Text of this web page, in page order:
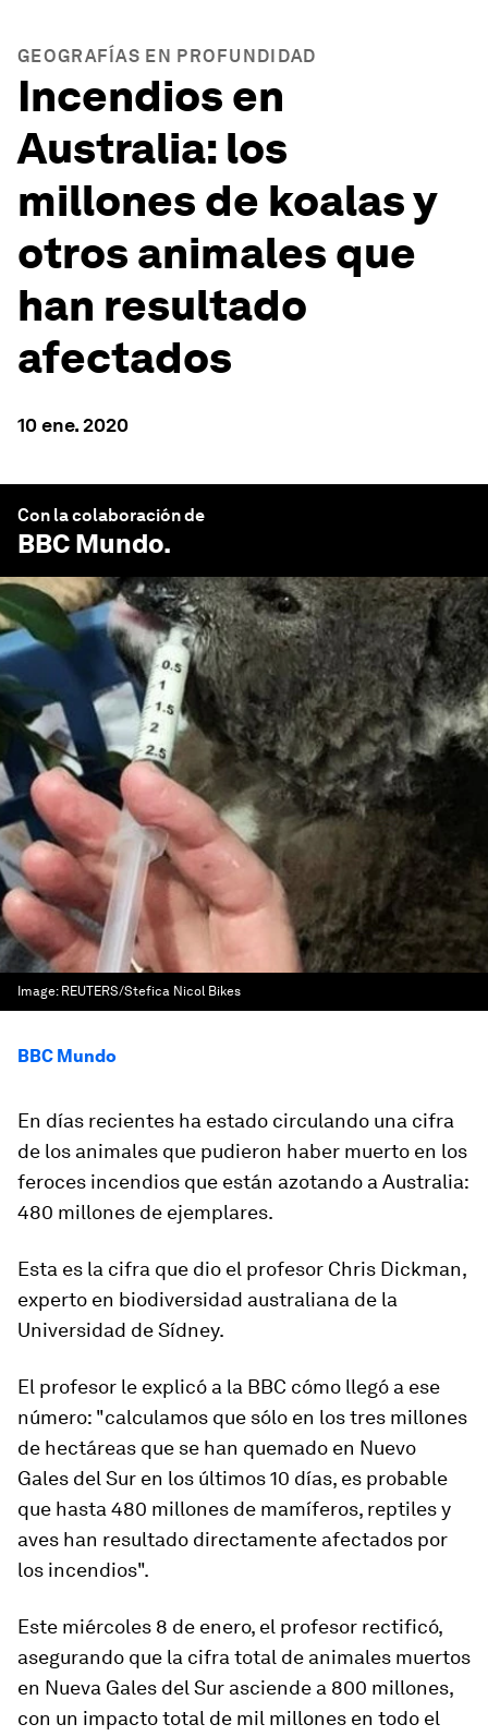
GEOGRAFÍAS EN PROFUNDIDAD
Incendios en
Australia: los
millones de koalas y
otros animales que
han resultado
afectados
10 ene. 2020
Con la colaboración de
BBC Mundo.
Image: REUTERS/Stefica Nicol Bikes
BBC Mundo
En días recientes ha estado circulando una cifra
de los animales que pudieron haber muerto en los
feroces incendios que están azotando a Australia:
480 millones de ejemplares.
Esta es la cifra que dio el profesor Chris Dickman,
experto en biodiversidad australiana de la
Universidad de Sídney.
El profesor le explicó a la BBC cómo llegó a ese
número: "calculamos que sólo en los tres millones
de hectáreas que se han quemado en Nuevo
Gales del Sur en los últimos 10 días, es probable
que hasta 480 millones de mamíferos, reptiles y
aves han resultado directamente afectados por
los incendios".
Este miércoles 8 de enero, el profesor rectificó,
asegurando que la cifra total de animales muertos
en Nueva Gales del Sur asciende a 800 millones,
con un impacto total de mil millones en todo el